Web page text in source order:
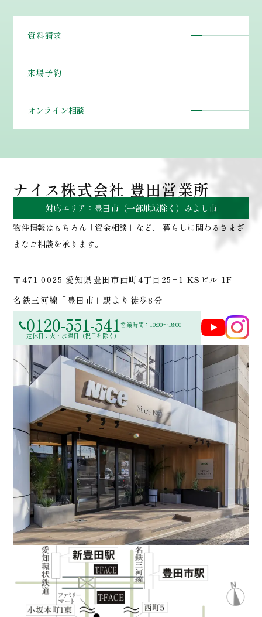
資料請求
来場予約
オンライン相談
ナイス株式会社 豊田営業所
対応エリア：豊田市（一部地域除く）みよし市
ナイス豊田営業所 |
物件情報はもちろん「資金相談」など、 暮らしに関わるさまざ
まなご相談を承ります。
〒471-0025 愛知県豊田市西町4丁目25−1 KSビル 1F
名鉄三河線「豊田市」駅より徒歩8分
0120-551-541 営業時間：10:00～18:00
定休日：火・水曜日（祝日を除く）